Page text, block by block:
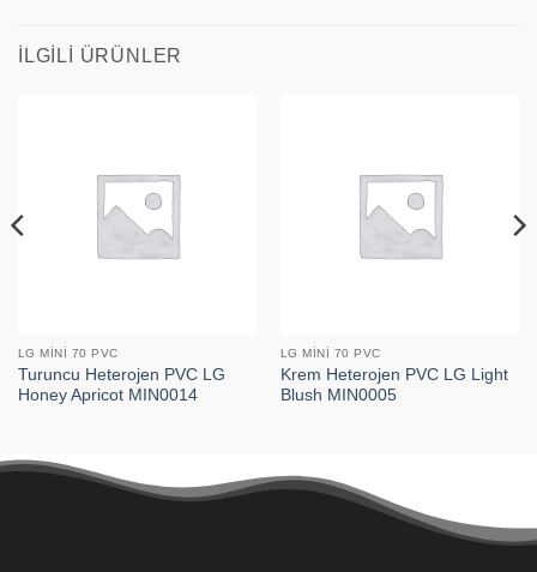
İLGILI ÜRÜNLER
LG MINI 70 PVC
Turuncu Heterojen PVC LG
Honey Apricot MIN0014
LG MINI 70 PVC
Krem Heterojen PVC LG Light
Blush MIN0005